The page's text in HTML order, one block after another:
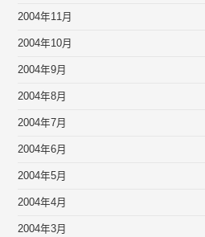
2004年11月
2004年10月
2004年9月
2004年8月
2004年7月
2004年6月
2004年5月
2004年4月
2004年3月